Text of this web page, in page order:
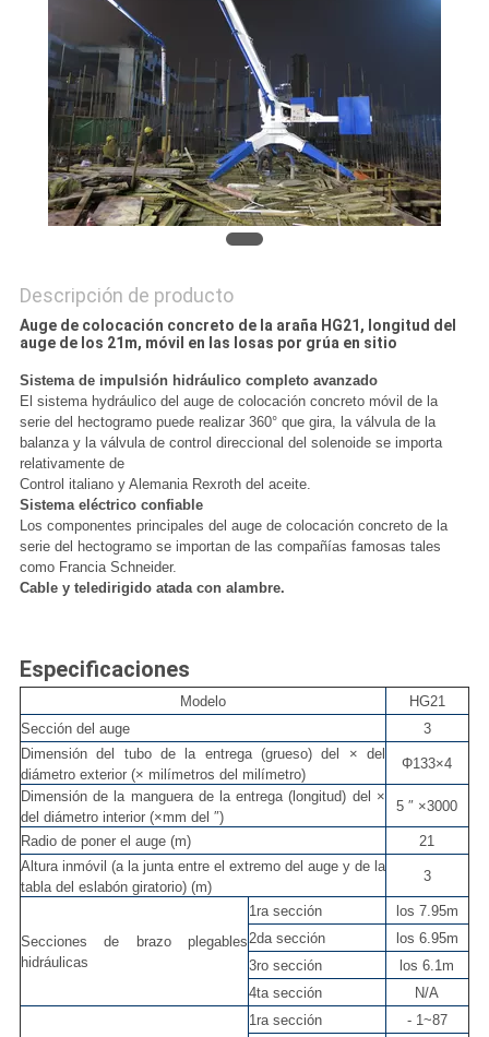
PRIVACY
POLICY
Descripción de producto
Auge de colocación concreto de la araña HG21, longitud del
auge de los 21m, móvil en las losas por grúa en sitio
Sistema de impulsión hidráulico completo avanzado
El sistema hydráulico del auge de colocación concreto móvil de la
serie del hectogramo puede realizar 360° que gira, la válvula de la
balanza y la válvula de control direccional del solenoide se importa
relativamente de
Control italiano y Alemania Rexroth del aceite.
Sistema eléctrico confiable
Los componentes principales del auge de colocación concreto de la
serie del hectogramo se importan de las compañías famosas tales
como Francia Schneider.
Cable y teledirigido atada con alambre.
Especificaciones
Modelo
HG21
Sección del auge
3
Dimensión del tubo de la entrega (grueso) del × del
diámetro exterior (× milímetros del milímetro)
Φ133×4
Dimensión de la manguera de la entrega (longitud) del ×
del diámetro interior (×mm del ″)
5 ″ ×3000
Radio de poner el auge (m)
21
Altura inmóvil (a la junta entre el extremo del auge y de la
tabla del eslabón giratorio) (m)
3
Secciones de brazo plegables
hidráulicas
1ra sección
los 7.95m
2da sección
los 6.95m
3ro sección
los 6.1m
4ta sección
N/A
1ra sección
- 1~87